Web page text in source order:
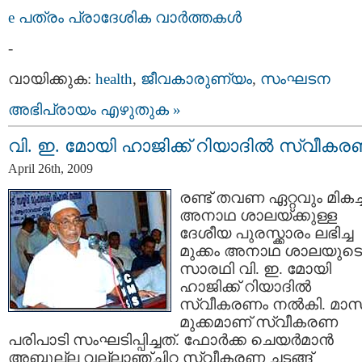
e പത്രം പ്രാദേശിക വാര്‍ത്തകള്‍
-
വായിക്കുക: health, ജീവകാരുണ്യം, സംഘടന
അഭിപ്രായം എഴുതുക »
വി. ഇ. മോയി‍ ഹാജിക്ക് റിയാദില്‍
April 26th, 2009
രണ്ട് തവണ ഏറ്റവും
അനാഥ ശാലയ്ക്കുള്ള
ദേശീയ പുരസ്ക്കാരം ലഭിച്ച
മുക്കം അനാഥ ശാലയുടെ
സാരഥി വി. ഇ. മോയി‍
ഹാജിക്ക് റിയാദില്‍
സ്വീകരണം നല്‍കി.
മുക്കമാണ് സ്വീകരണ
പരിപാടി സംഘടിപ്പിച്ചത്. ഫോര്‍ക്ക ചെയര്‍മാന്‍
അബ്ദുല്ല വല്ലാഞ്ചിറ സ്വീകരണ ചടങ്ങ്